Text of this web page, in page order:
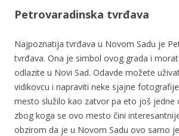
Petrovaradinska tvrđava
Najpoznatija tvrđava u Novom Sadu je
tvrđava. Ona je simbol ovog grada i
odlazite u Novi Sad. Odavde možete
vidikovcu i napraviti neke sjajne
mesto služilo kao zatvor pa eto još jedne
zbog koga se ovo mesto čini
obzirom da je u Novom Sadu ovo samo